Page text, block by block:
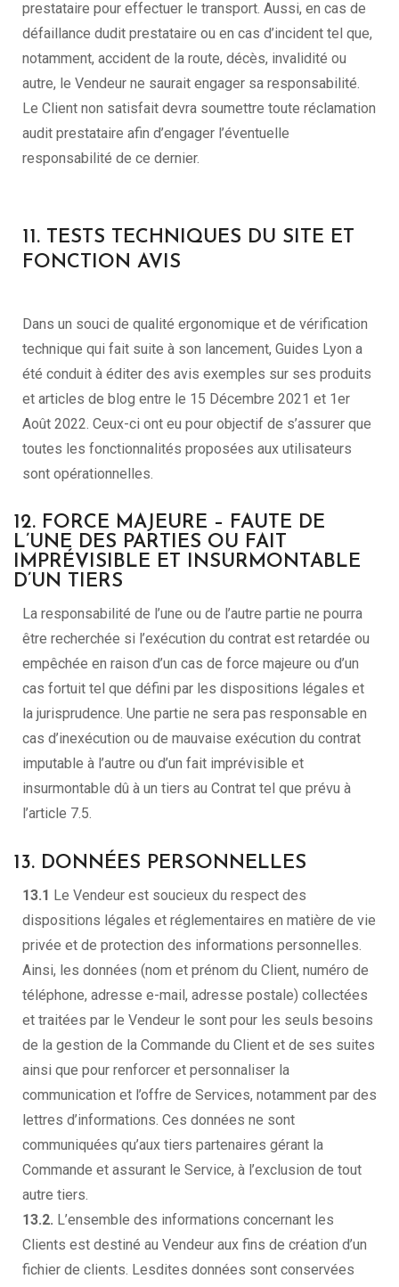
prestataire pour effectuer le transport. Aussi, en cas de
défaillance dudit prestataire ou en cas d’incident tel que,
notamment, accident de la route, décès, invalidité ou
autre, le Vendeur ne saurait engager sa responsabilité.
Le Client non satisfait devra soumettre toute réclamation
audit prestataire afin d’engager l’éventuelle
responsabilité de ce dernier.
11. TESTS TECHNIQUES DU SITE ET
FONCTION AVIS
Dans un souci de qualité ergonomique et de vérification
technique qui fait suite à son lancement, Guides Lyon a
été conduit à éditer des avis exemples sur ses produits
et articles de blog entre le 15 Décembre 2021 et 1er
Août 2022. Ceux-ci ont eu pour objectif de s’assurer que
toutes les fonctionnalités proposées aux utilisateurs
sont opérationnelles.
12. FORCE MAJEURE – FAUTE DE
L’UNE DES PARTIES OU FAIT
IMPRÉVISIBLE ET INSURMONTABLE
D’UN TIERS
La responsabilité de l’une ou de l’autre partie ne pourra
être recherchée si l’exécution du contrat est retardée ou
empêchée en raison d’un cas de force majeure ou d’un
cas fortuit tel que défini par les dispositions légales et
la jurisprudence. Une partie ne sera pas responsable en
cas d’inexécution ou de mauvaise exécution du contrat
imputable à l’autre ou d’un fait imprévisible et
insurmontable dû à un tiers au Contrat tel que prévu à
l’article 7.5.
13. DONNÉES PERSONNELLES
13.1 Le Vendeur est soucieux du respect des
dispositions légales et réglementaires en matière de vie
privée et de protection des informations personnelles.
Ainsi, les données (nom et prénom du Client, numéro de
téléphone, adresse e-mail, adresse postale) collectées
et traitées par le Vendeur le sont pour les seuls besoins
de la gestion de la Commande du Client et de ses suites
ainsi que pour renforcer et personnaliser la
communication et l’offre de Services, notamment par des
lettres d’informations. Ces données ne sont
communiquées qu’aux tiers partenaires gérant la
Commande et assurant le Service, à l’exclusion de tout
autre tiers.
13.2. L’ensemble des informations concernant les
Clients est destiné au Vendeur aux fins de création d’un
fichier de clients. Lesdites données sont conservées